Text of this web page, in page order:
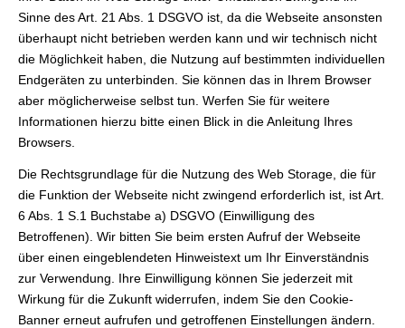
Sinne des Art. 21 Abs. 1 DSGVO ist, da die Webseite ansonsten
überhaupt nicht betrieben werden kann und wir technisch nicht
die Möglichkeit haben, die Nutzung auf bestimmten individuellen
Endgeräten zu unterbinden. Sie können das in Ihrem Browser
aber möglicherweise selbst tun. Werfen Sie für weitere
Informationen hierzu bitte einen Blick in die Anleitung Ihres
Browsers.
Die Rechtsgrundlage für die Nutzung des Web Storage, die für
die Funktion der Webseite nicht zwingend erforderlich ist, ist Art.
6 Abs. 1 S.1 Buchstabe a) DSGVO (Einwilligung des
Betroffenen). Wir bitten Sie beim ersten Aufruf der Webseite
über einen eingeblendeten Hinweistext um Ihr Einverständnis
zur Verwendung. Ihre Einwilligung können Sie jederzeit mit
Wirkung für die Zukunft widerrufen, indem Sie den Cookie-
Banner erneut aufrufen und getroffenen Einstellungen ändern.